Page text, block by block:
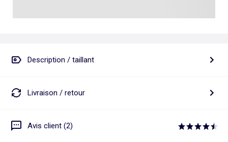
Description / taillant
Livraison / retour
Avis client (2)